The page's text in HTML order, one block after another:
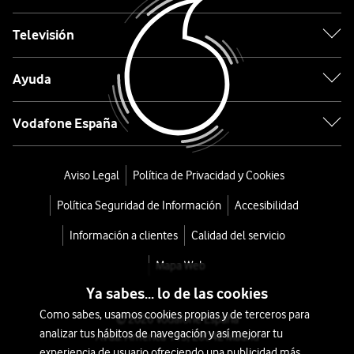
Superautomática
Magnífica
S
Smart
ECAM250.33
Televisión
Ayuda
Vodafone España
Aviso Legal Política de Privacidad y Cookies
Política Seguridad de Información Accesibilidad
Información a clientes Calidad del servicio
Mapa Web
© 2026 Vodafone España
Avda. América 115, 28042 Madrid
Ya sabes... lo de las cookies
Como sabes, usamos cookies propias y de terceros para
analizar tus hábitos de navegación y así mejorar tu